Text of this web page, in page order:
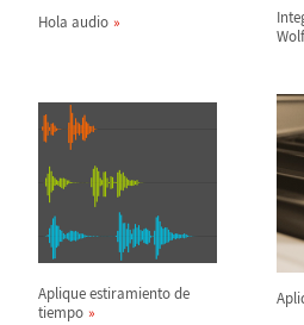
Hola audio
Aplique estiramiento de
tiempo